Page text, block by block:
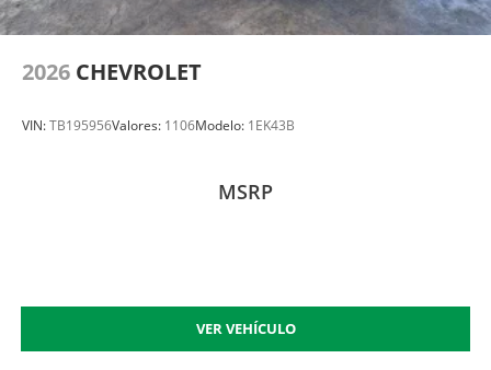
2026 CHEVROLET
VIN:TB195956Valores: 1106Modelo: 1EK43B
MSRP
VER VEHÍCULO